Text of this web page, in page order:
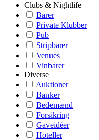
Clubs & Nightlife
Barer
Private Klubber
Pub
Stripbarer
Venues
Vinbarer
Diverse
Auktioner
Banker
Bedemænd
Forsikring
Gaveidéer
Hoteller